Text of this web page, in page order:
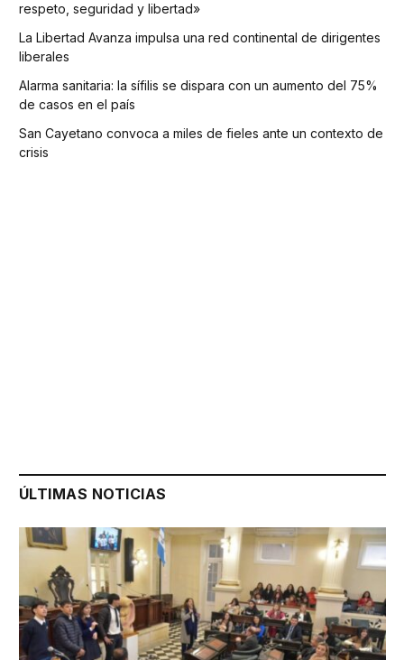
respeto, seguridad y libertad»
La Libertad Avanza impulsa una red continental de dirigentes
liberales
Alarma sanitaria: la sífilis se dispara con un aumento del 75%
de casos en el país
San Cayetano convoca a miles de fieles ante un contexto de
crisis
ÚLTIMAS NOTICIAS